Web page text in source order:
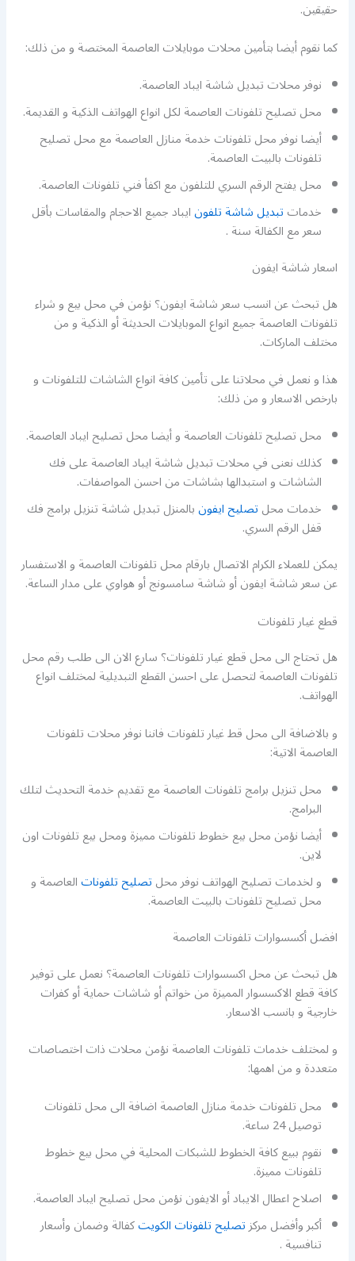
حقيقين.
كما نقوم أيضا بتأمين محلات موبايلات العاصمة المختصة و من ذلك:
نوفر محلات تبديل شاشة ايباد العاصمة.
محل تصليح تلفونات العاصمة لكل انواع الهواتف الذكية و القديمة.
أيضا نوفر محل تلفونات خدمة منازل العاصمة مع محل تصليح
تلفونات بالبيت العاصمة.
محل يفتح الرقم السري للتلفون مع اكفأ فني تلفونات العاصمة.
خدماتتبديل شاشة تلفونايباد جميع الاحجام والمقاسات بأقل
سعر مع الكفالة سنة .
اسعار شاشة ايفون
هل تبحث عن انسب سعر شاشة ايفون؟ نؤمن في محل بيع و شراء
تلفونات العاصمة جميع انواع الموبايلات الحديثة أو الذكية و من
مختلف الماركات.
هذا و نعمل في محلاتنا على تأمين كافة انواع الشاشات للتلفونات و
بارخص الاسعار و من ذلك:
محل تصليح تلفونات العاصمة و أيضا محل تصليح ايباد العاصمة.
كذلك نعنى في محلات تبديل شاشة ايباد العاصمة على فك
الشاشات و استبدالها بشاشات من احسن المواصفات.
خدمات محلتصليح ايفونبالمنزل تبديل شاشة تنزيل برامج فك
قفل الرقم السري.
يمكن للعملاء الكرام الاتصال بارقام محل تلفونات العاصمة و الاستفسار
عن سعر شاشة ايفون أو شاشة سامسونج أو هواوي على مدار الساعة.
قطع غيار تلفونات
هل تحتاج الى محل قطع غيار تلفونات؟ سارع الان الى طلب رقم محل
تلفونات العاصمة لتحصل على احسن القطع التبديلية لمختلف انواع
الهواتف.
و بالاضافة الى محل قط غيار تلفونات فاننا نوفر محلات تلفونات
العاصمة الاتية:
محل تنزيل برامج تلفونات العاصمة مع تقديم خدمة التحديث لتلك
البرامج.
أيضا نؤمن محل بيع خطوط تلفونات مميزة ومحل بيع تلفونات اون
لاين.
و لخدمات تصليح الهواتف نوفر محلتصليح تلفوناتالعاصمة و
محل تصليح تلفونات بالبيت العاصمة.
افضل أكسسوارات تلفونات العاصمة
هل تبحث عن محل اكسسوارات تلفونات العاصمة؟ نعمل على توفير
كافة قطع الاكسسوار المميزة من خواتم أو شاشات حماية أو كفرات
خارجية و بانسب الاسعار.
و لمختلف خدمات تلفونات العاصمة نؤمن محلات ذات اختصاصات
متعددة و من اهمها:
محل تلفونات خدمة منازل العاصمة اضافة الى محل تلفونات
توصيل 24 ساعة.
نقوم ببيع كافة الخطوط للشبكات المحلية في محل بيع خطوط
تلفونات مميزة.
اصلاح اعطال الايباد أو الايفون نؤمن محل تصليح ايباد العاصمة.
أكبر وأفضل مركزتصليح تلفونات الكويتكفالة وضمان وأسعار
تنافسية .